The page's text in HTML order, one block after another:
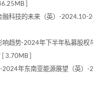
]
科技的未来（英）-2024.10-
趋势-2024年下半年私募股权
3.70MB ]
年东南亚能源展望（英）-